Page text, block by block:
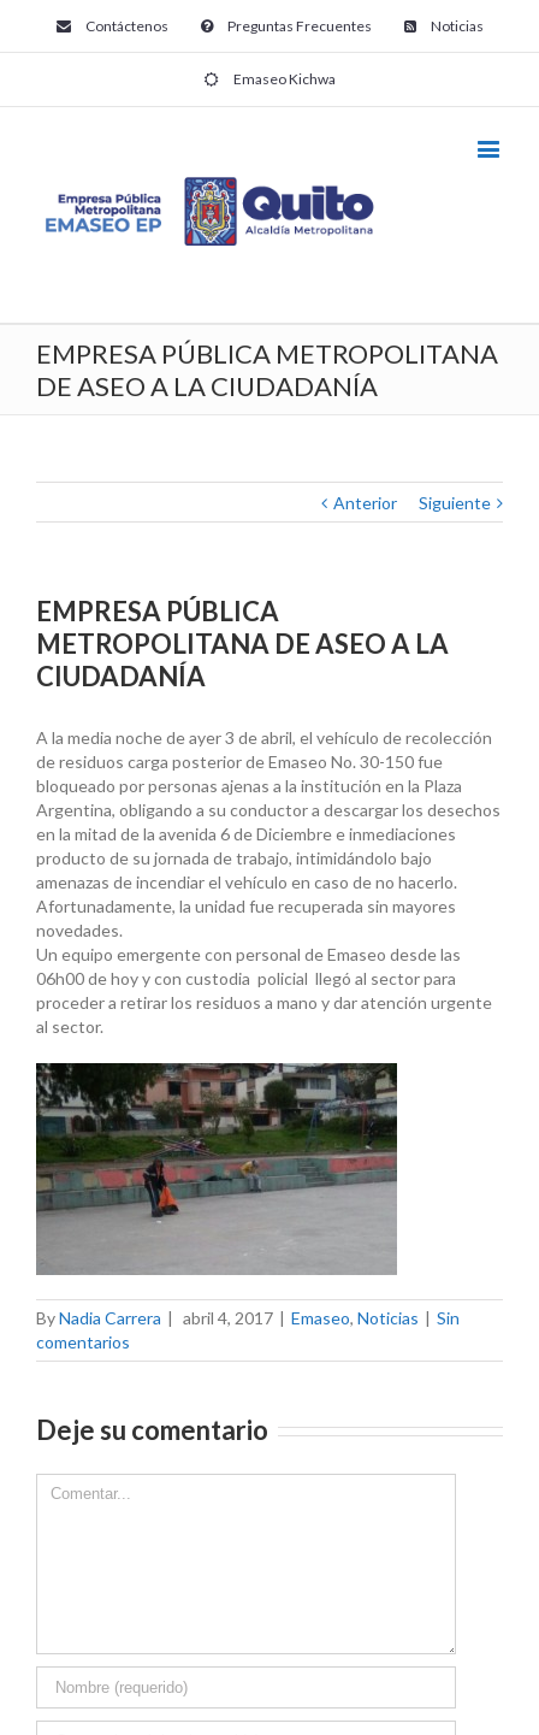
Contáctenos Preguntas Frecuentes Noticias
Emaseo Kichwa
EMPRESA PÚBLICA METROPOLITANA
DE ASEO A LA CIUDADANÍA
Anterior Siguiente
EMPRESA PÚBLICA
METROPOLITANA DE ASEO A LA
CIUDADANÍA
A la media noche de ayer 3 de abril, el vehículo de recolección
de residuos carga posterior de Emaseo No. 30-150 fue
bloqueado por personas ajenas a la institución en la Plaza
Argentina, obligando a su conductor a descargar los desechos
en la mitad de la avenida 6 de Diciembre e inmediaciones
producto de su jornada de trabajo, intimidándolo bajo
amenazas de incendiar el vehículo en caso de no hacerlo.
Afortunadamente, la unidad fue recuperada sin mayores
novedades.
Un equipo emergente con personal de Emaseo desde las
06h00 de hoy y con custodia policial llegó al sector para
proceder a retirar los residuos a mano y dar atención urgente
al sector.
ByNadia Carrera | abril 4, 2017 | Emaseo, Noticias | Sin
comentarios
Deje su comentario
Comment